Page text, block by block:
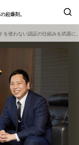
起爆剤。
ー
ニチャネル協会
ー
催】AIエージェン
を使わない認証の仕組みを武器